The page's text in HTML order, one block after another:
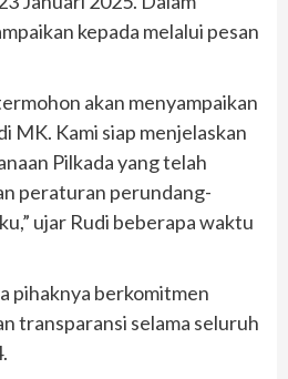
kepada melalui pesan
akan menyampaikan
MK. Kami siap menjelaskan
Pilkada yang telah
peraturan perundang-
ujar Rudi beberapa waktu
pihaknya berkomitmen
transparansi selama seluruh